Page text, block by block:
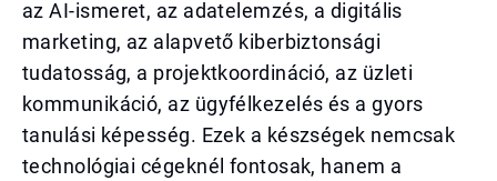
az AI-ismeret, az adatelemzés, a digitális
marketing, az alapvető kiberbiztonsági
tudatosság, a projektkoordináció, az üzleti
kommunikáció, az ügyfélkezelés és a gyors
tanulási képesség. Ezek a készségek nemcsak
technológiai cégeknél fontosak, hanem a